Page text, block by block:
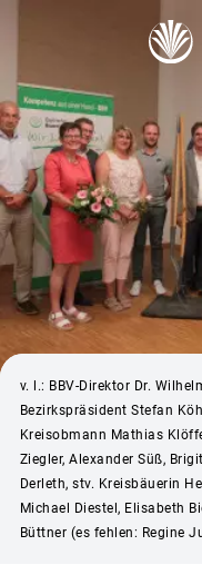
v. l.: BBV-Direktor Dr.
Bezirkspräsident Stefan
Kreisobmann Mathias
Ziegler, Alexander Süß,
Derleth, stv. Kreisbäuerin
Michael Diestel, Elisabeth
Büttner (es fehlen: Regine